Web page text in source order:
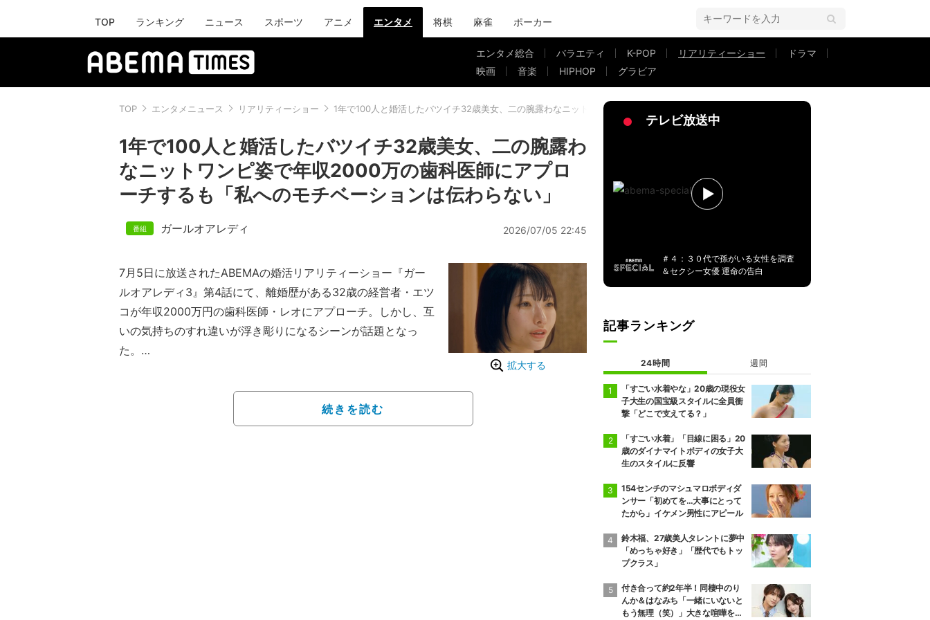
TOP ランキング ニュース スポーツ アニメ エンタメ 将棋 麻雀 ポーカー
エンタメ総合 バラエティ K-POP リアリティーショー
ドラマ
映画
音楽 HIPHOP グラビア
TOP エンタメニュース リアリティーショー 1年で100人と婚活したバツイチ32歳美女、二の腕露わなニットワンピ姿で年収2000万の歯科医師にアプローチするも「私へのモチベーションは伝
1年で100人と婚活したバツイチ32歳美女、二の腕露わ
なニットワンピ姿で年収2000万の歯科医師にアプロ
ーチするも「私へのモチベーションは伝わらない」
ガールオアレディ 2026/07/05 22:45
拡大する
7月5日に放送されたABEMAの婚活リアリティーショー『ガー
ルオアレディ3』第4話にて、離婚歴がある32歳の経営者・エツ
コが年収2000万円の歯科医師・レオにアプローチ。しかし、互
いの気持ちのすれ違いが浮き彫りになるシーンが話題となっ
た。
ルを繰り広げ、「“付き合う”と“結婚”の違いは？」「顔・年収・
性格 結婚で一番大事な条件は？」など、建前を脱ぎ捨てた剥き
出しの本音でぶつかり合う婚活リアリティーショー。番組MC
続きを読む
テレビ放送中
＃４：３０代で孫がいる女性を調査
＆セクシー女優 運命の告白
記事ランキング
24時間 週間
「すごい水着やな」20歳の現役女
子大生の国宝級スタイルに全員衝
撃「どこで支えてる？」
「すごい水着」「目線に困る」20
歳のダイナマイトボディの女子大
生のスタイルに反響
154センチのマシュマロボディダ
ンサー「初めてを…大事にとって
たから」イケメン男性にアピール
鈴木福、27歳美人タレントに夢中
「めっちゃ好き」「歴代でもトッ
プクラス」
付き合って約2年半！同棲中のり
んか＆はなみち「一緒にいないと
もう無理（笑）」大きな喧嘩を経